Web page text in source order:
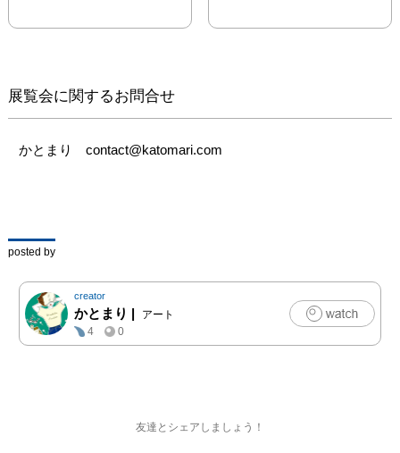
https:mount.co.jp/gallery
************
私の好きなもの  なんだ
か気になることを
さい。
************
ヘアスタイルやファッシ
ョン、８０年代の映画、
私の第二の故郷・香港
いた絵を展示します。
展覧会に関するお問合せ
かとまり　contact@katomari.com
posted by
creator
かとまり |
アート
4
0
友達とシェアしましょう！